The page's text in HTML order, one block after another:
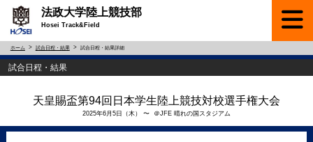
法政大学陸上競技部
Hosei Track&Field
ホーム 試合日程・結果 試合日程・結果詳細
試合日程・結果
天皇賜盃第94回日本学生陸上競技対校選手権大会
2025年6月5日（木） 〜 ＠JFE 晴れの国スタジアム